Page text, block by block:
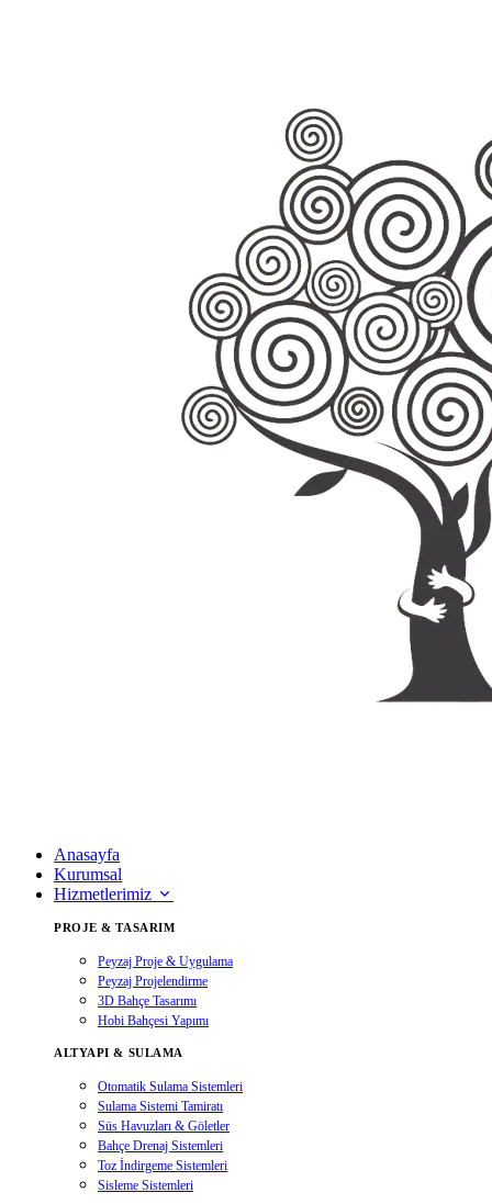
Anasayfa
Kurumsal
Hizmetlerimiz
PROJE & TASARIM
Peyzaj Proje & Uygulama
Peyzaj Projelendirme
3D Bahçe Tasarımı
Hobi Bahçesi Yapımı
ALTYAPI & SULAMA
Otomatik Sulama Sistemleri
Sulama Sistemi Tamiratı
Süs Havuzları & Göletler
Bahçe Drenaj Sistemleri
Toz İndirgeme Sistemleri
Sisleme Sistemleri